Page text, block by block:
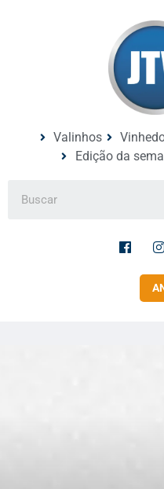
Valinhos
Edição da